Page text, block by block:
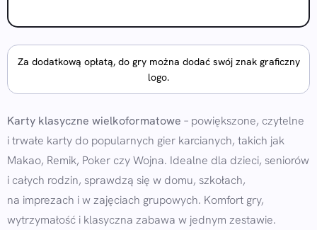
Za dodatkową opłatą, do gry można dodać swój znak graficzny
logo.
Karty klasyczne wielkoformatowe – powiększone, czytelne
i trwałe karty do popularnych gier karcianych, takich jak
Makao, Remik, Poker czy Wojna. Idealne dla dzieci, seniorów
i całych rodzin, sprawdzą się w domu, szkołach,
na imprezach i w zajęciach grupowych. Komfort gry,
wytrzymałość i klasyczna zabawa w jednym zestawie.